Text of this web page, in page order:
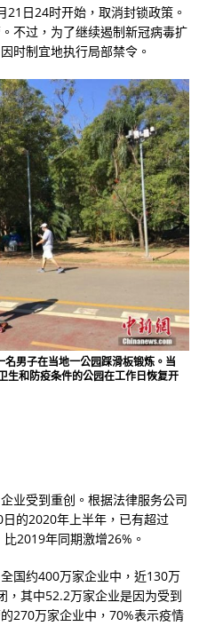
日24时开始，取消封锁政策。
不过，为了继续遏制新冠病毒扩
时制宜地执行局部禁令。
男子在当地一公园踩滑板锻炼。当
生和防疫条件的公园在工作日恢复开
业受到重创。根据法律服务公司
的2020年上半年，已有超过
2019年同期激增26%。
国约400万家企业中，近130万
，其中52.2万家企业是因为受到
270万家企业中，70%表示疫情